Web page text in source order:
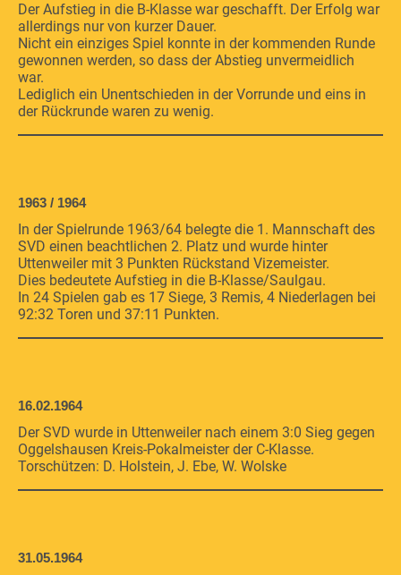
Der Aufstieg in die B-Klasse war geschafft. Der Erfolg war
allerdings nur von kurzer Dauer.
Nicht ein einziges Spiel konnte in der kommenden Runde
gewonnen werden, so dass der Abstieg unvermeidlich
war.
Lediglich ein Unentschieden in der Vorrunde und eins in
der Rückrunde waren zu wenig.
1963 / 1964
In der Spielrunde 1963/64 belegte die 1. Mannschaft des
SVD einen beachtlichen 2. Platz und wurde hinter
Uttenweiler mit 3 Punkten Rückstand Vizemeister.
Dies bedeutete Aufstieg in die B-Klasse/Saulgau.
In 24 Spielen gab es 17 Siege, 3 Remis, 4 Niederlagen bei
92:32 Toren und 37:11 Punkten.
16.02.1964
Der SVD wurde in Uttenweiler nach einem 3:0 Sieg gegen
Oggelshausen Kreis-Pokalmeister der C-Klasse.
Torschützen: D. Holstein, J. Ebe, W. Wolske
31.05.1964